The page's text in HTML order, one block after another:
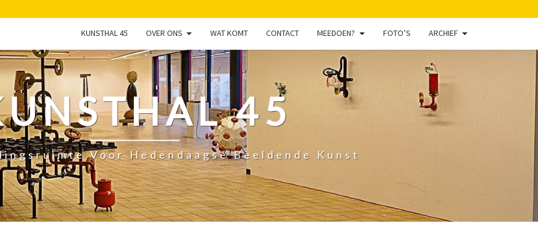
KUNSTHAL 45 OVER ONS WAT KOMT CONTACT MEEDOEN? FOTO’S ARCHIEF
45
Voor Hedendaagse Beeldende Kunst